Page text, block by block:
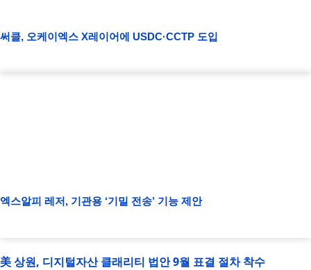
써클, 오케이엑스 X레이어에 USDC·CCTP 도입
엑스알피 레저, 기관용 ‘기밀 전송’ 기능 제안
美 상원, 디지털자산 클래리티 법안 9월 표결 절차 착수